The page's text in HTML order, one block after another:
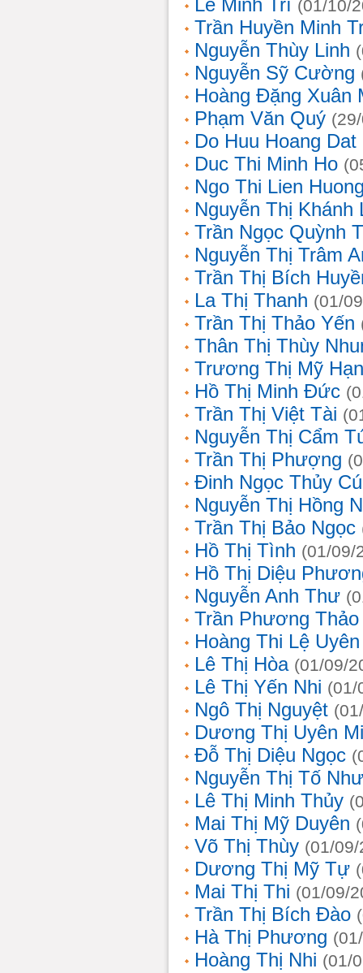
Lê Minh Trí (01/10/
Trần Huyền Minh
Nguyễn Thùy Linh
Nguyễn Sỹ Cường
Hoàng Đặng Xuân
Phạm Văn Quý
Do Huu Hoang Dat
Duc Thi Minh Ho
Ngo Thi Lien
Nguyễn Thị Khánh
Trần Ngọc Quỳnh
Nguyễn Thị Trâm
Trần Thị Bích
La Thị Thanh (01/
Trần Thị Thảo Yến
Thân Thị Thùy
Trương Thị Mỹ
Hồ Thị Minh Đức
Trần Thị Việt Tài
Nguyễn Thị Cẩm
Trần Thị Phượng
Đinh Ngọc Thủy
Nguyễn Thị Hồng
Trần Thị Bảo Ngọc
Hồ Thị Tình (01/09/
Hồ Thị Diệu
Nguyễn Anh Thư
Trần Phương Thảo
Hoàng Thi Lệ Uyên
Lê Thị Hòa (01/09/
Lê Thị Yến Nhi (01/
Ngô Thị Nguyệt
Dương Thị Uyên Mi
Đỗ Thị Diệu Ngọc
Nguyễn Thị Tố Như
Lê Thị Minh Thủy
Mai Thị Mỹ Duyên
Võ Thị Thùy (01/
Dương Thị Mỹ Tự
Mai Thị Thi (01/09/
Trần Thị Bích Đào
Hà Thị Phương
Hoàng Thị Nhi (01/